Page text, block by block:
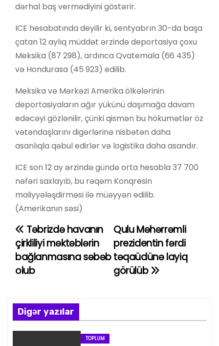
dərhal baş vermədiyini göstərir.
ICE hesabatında deyilir ki, sentyabrın 30-da başa
çatan 12 aylıq müddət ərzində deportasiya çoxu
Meksika (87 298), ardınca Qvatemala (66 435)
və Hondurasa (45 923) edilib.
Meksika və Mərkəzi Amerika ölkələrinin
deportasiyaların ağır yükünü daşımağa davam
edəcəyi gözlənilir, çünki qismən bu hökumətlər öz
vətəndaşlarını digərlərinə nisbətən daha
asanlıqla qəbul edirlər və logistika daha asandır.
ICE son 12 ay ərzində gündə orta hesabla 37 700
nəfəri saxlayıb, bu rəqəm Konqresin
maliyyələşdirməsi ilə müəyyən edilib.
(Amerikanın səsi)
Y
a
z
n
a
Qulu Məhərrəmli
prezidentin fərdi
təqaüdünə layiq
görülüb
Təbrizdə havanın
çirkliliyi məktəblərin
bağlanmasına səbəb
olub
Digər yazılar
TOPLUM